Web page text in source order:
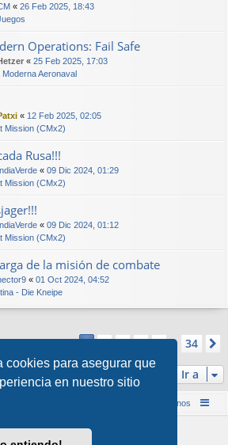
cookies para asegurar que
en nuestro sitio
« 26 Feb 2025, 18:43
Operations: Fail Safe
« 25 Feb 2025, 17:03
Aeronaval
« 12 Feb 2025, 02:05
Mission (CMx2)
Rusa!!!
« 09 Dic 2024, 01:29
Mission (CMx2)
« 09 Dic 2024, 01:12
Mission (CMx2)
de la misión de combate
« 01 Oct 2024, 04:52
- Die Kneipe
Página1de34
1 2 3 4 5 … 34
Ir a
de Lanza Wargames Contáctenos
phpBB® Forum Software © phpBB Limited